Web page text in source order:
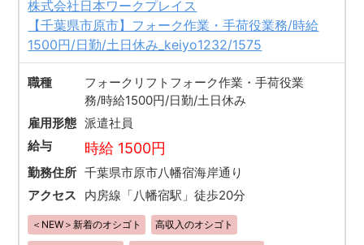
株式会社日本ワークプレイス
【千葉県市原市】フォーク作業・手荷役業務/時給
1500円/日勤/土日休み_keiyo1232/1575
職種
フォークリフトフォーク作業・手荷役業
務/時給1500円/日勤/土日休み
雇用形態 派遣社員
給与
時給 1500円
勤務住所 千葉県市原市八幡宿海岸通り
アクセス
内房線「八幡宿駅」徒歩20分
＜NEW＞新着のオシゴト 高収入のオシゴト